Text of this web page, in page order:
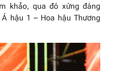
khảo, qua đó xứng đáng
hậu 1 – Hoa hậu Thương